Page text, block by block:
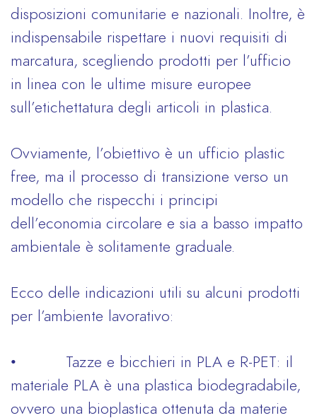
disposizioni comunitarie e nazionali. Inoltre, è
indispensabile rispettare i nuovi requisiti di
marcatura, scegliendo prodotti per l’ufficio
in linea con le ultime misure europee
sull’etichettatura degli articoli in plastica.
Ovviamente, l’obiettivo è un ufficio plastic
free, ma il processo di transizione verso un
modello che rispecchi i principi
dell’economia circolare e sia a basso impatto
ambientale è solitamente graduale.
Ecco delle indicazioni utili su alcuni prodotti
per l’ambiente lavorativo:
• Tazze e bicchieri in PLA e R-PET: il
materiale PLA è una plastica biodegradabile,
ovvero una bioplastica ottenuta da materie